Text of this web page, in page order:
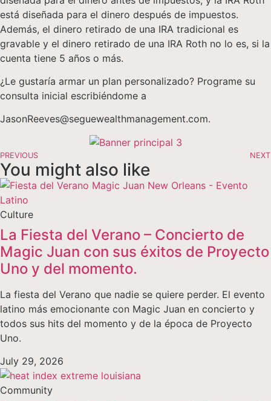
está diseñada para el dinero después de impuestos.
Además, el dinero retirado de una IRA tradicional es
gravable y el dinero retirado de una IRA Roth no lo es, si la
cuenta tiene 5 años o más.
¿Le gustaría armar un plan personalizado? Programe su
consulta inicial escribiéndome a
JasonReeves@seguewealthmanagement.com.
PREVIOUS NEXT
You might also like
Culture
La Fiesta del Verano – Concierto de
Magic Juan con sus éxitos de Proyecto
Uno y del momento.
La fiesta del Verano que nadie se quiere perder. El evento
latino más emocionante con Magic Juan en concierto y
todos sus hits del momento y de la época de Proyecto
Uno.
July 29, 2026
Community